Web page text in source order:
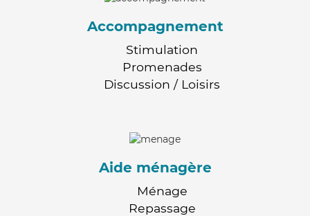
Accompagnement
Stimulation
Promenades
Discussion / Loisirs
Aide ménagère
Ménage
Repassage